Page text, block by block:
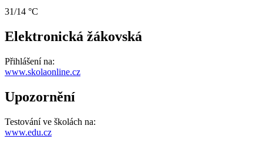
31/14 °C
Elektronická žákovská
Přihlášení na:
www.skolaonline.cz
Upozornění
Testování ve školách na:
www.edu.cz